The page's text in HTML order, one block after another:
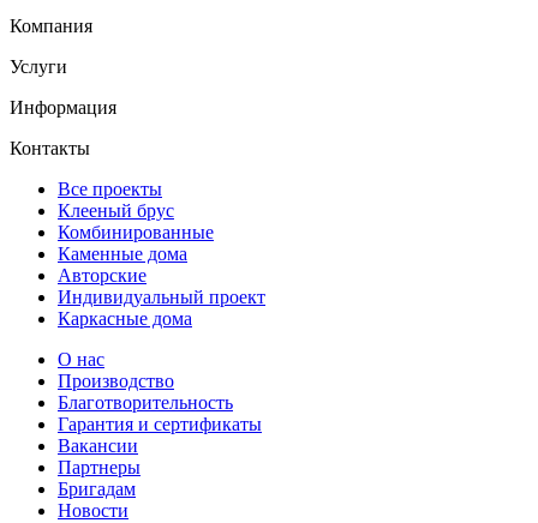
Компания
Услуги
Информация
Контакты
Все проекты
Клееный брус
Комбинированные
Каменные дома
Авторские
Индивидуальный проект
Каркасные дома
О нас
Производство
Благотворительность
Гарантия и сертификаты
Вакансии
Партнеры
Бригадам
Новости